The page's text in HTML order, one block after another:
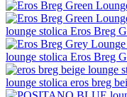
lounge stolica Eros Breg
lounge stolica Eros Breg
lounge stolica eros breg